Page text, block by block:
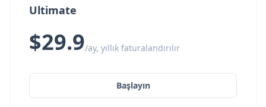
Ultimate
$29.9/ay, yıllık faturalandırılır
Başlayın